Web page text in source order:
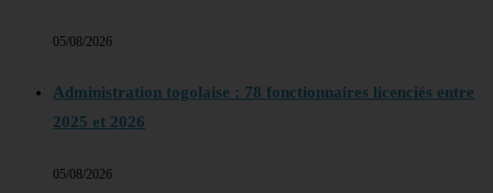
05/08/2026
Administration togolaise : 78 fonctionnaires licenciés entre
2025 et 2026
05/08/2026